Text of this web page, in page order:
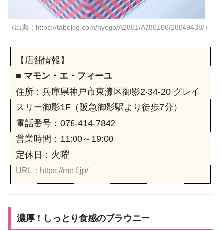
（出典：https://tabelog.com/hyogo/A2801/A280106/28049438/）
【店舗情報】
■ マモン・エ・フィーユ
住所：兵庫県神戸市東灘区御影2-34-20 グレイ
スリー御影1F（阪急御影駅より徒歩7分）
電話番号：078-414-7842
営業時間：11:00～19:00
定休日：火曜
URL：https://me-f.jp/
濃厚！しっとり食感のブラウニー